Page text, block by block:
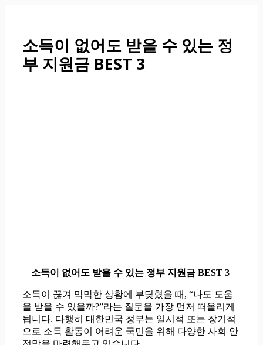
소득이 없어도 받을 수 있는 정
부 지원금 BEST 3
소득이 없어도 받을 수 있는 정부 지원금 BEST 3
소득이 끊겨 막막한 상황에 부딪혔을 때, “나도 도움
을 받을 수 있을까?”라는 질문을 가장 먼저 떠올리게
됩니다. 다행히 대한민국 정부는 일시적 또는 장기적
으로 소득 활동이 어려운 국민을 위해 다양한 사회 안